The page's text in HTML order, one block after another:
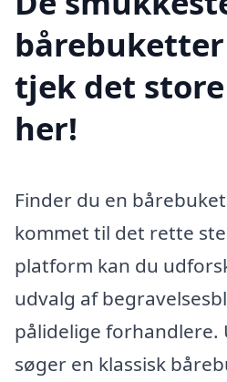
bårebuketter
tjek det
her!
Finder du en
kommet til det rette
platform kan du
udvalg af
pålidelige forhandlere.
søger en klassisk